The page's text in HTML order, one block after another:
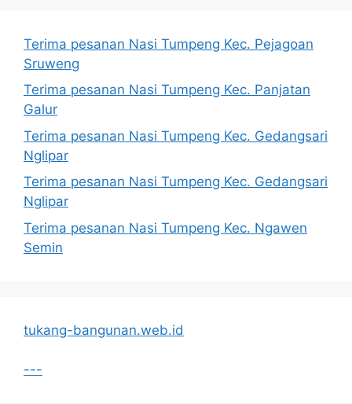
Terima pesanan Nasi Tumpeng Kec. Pejagoan
Sruweng
Terima pesanan Nasi Tumpeng Kec. Panjatan
Galur
Terima pesanan Nasi Tumpeng Kec. Gedangsari
Nglipar
Terima pesanan Nasi Tumpeng Kec. Gedangsari
Nglipar
Terima pesanan Nasi Tumpeng Kec. Ngawen
Semin
tukang-bangunan.web.id
---